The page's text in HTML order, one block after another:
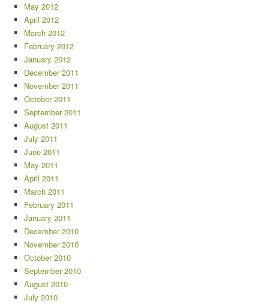
May 2012
April 2012
March 2012
February 2012
January 2012
December 2011
November 2011
October 2011
September 2011
August 2011
July 2011
June 2011
May 2011
April 2011
March 2011
February 2011
January 2011
December 2010
November 2010
October 2010
September 2010
August 2010
July 2010